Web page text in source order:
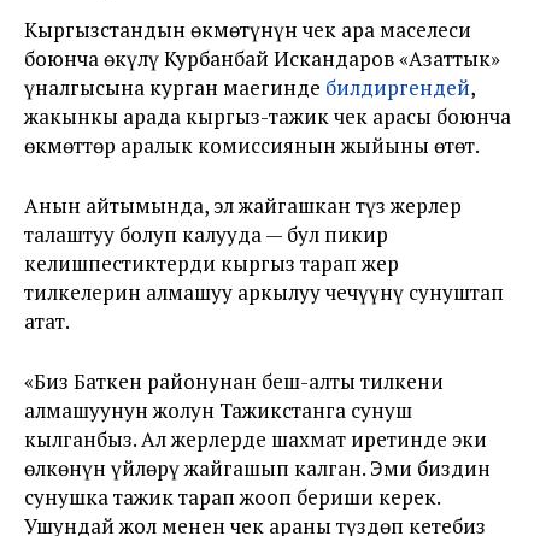
Кыргызстандын өкмөтүнүн чек ара маселеси
боюнча өкүлү Курбанбай Искандаров «Азаттык»
үналгысына курган маегинде билдиргендей,
жакынкы арада кыргыз-тажик чек арасы боюнча
өкмөттөр аралык комиссиянын жыйыны өтөт.
Анын айтымында, эл жайгашкан түз жерлер
талаштуу болуп калууда — бул пикир
келишпестиктерди кыргыз тарап жер
тилкелерин алмашуу аркылуу чечүүнү сунуштап
атат.
«Биз Баткен районунан беш-алты тилкени
алмашуунун жолун Тажикстанга сунуш
кылганбыз. Ал жерлерде шахмат иретинде эки
өлкөнүн үйлөрү жайгашып калган. Эми биздин
сунушка тажик тарап жооп бериши керек.
Ушундай жол менен чек араны түздөп кетебиз